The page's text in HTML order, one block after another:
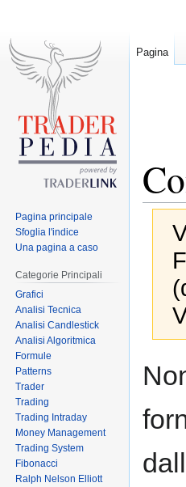
toto
Pagina
Pagina principale
Sfoglia l'indice
Una pagina a caso
Categorie Principali
Grafici
Analisi Tecnica
Analisi Candlestick
Analisi Algoritmica
Formule
Patterns
Trader
Trading
Trading Intraday
Money Management
Trading System
Fibonacci
Ralph Nelson Elliott